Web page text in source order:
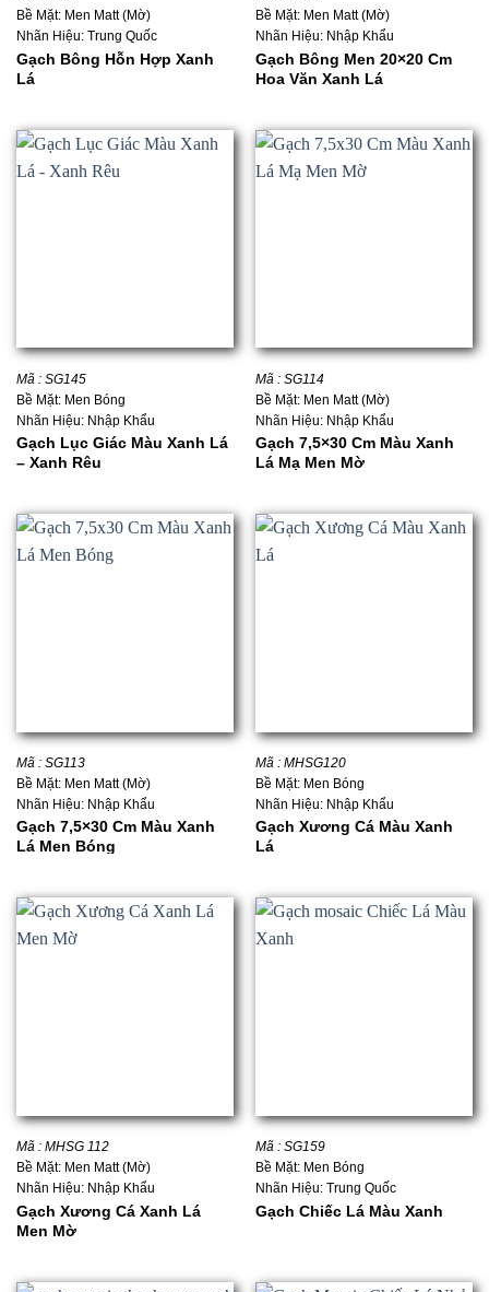
Bề Mặt: Men Matt (Mờ)
Nhãn Hiệu: Trung Quốc
Gạch Bông Hỗn Hợp Xanh
Lá
Bề Mặt: Men Matt (Mờ)
Nhãn Hiệu: Nhập Khẩu
Gạch Bông Men 20×20 Cm
Hoa Văn Xanh Lá
Mã : SG145
Bề Mặt: Men Bóng
Nhãn Hiệu: Nhập Khẩu
Gạch Lục Giác Màu Xanh Lá
– Xanh Rêu
Mã : SG114
Bề Mặt: Men Matt (Mờ)
Nhãn Hiệu: Nhập Khẩu
Gạch 7,5×30 Cm Màu Xanh
Lá Mạ Men Mờ
Mã : SG113
Bề Mặt: Men Matt (Mờ)
Nhãn Hiệu: Nhập Khẩu
Gạch 7,5×30 Cm Màu Xanh
Lá Men Bóng
Mã : MHSG120
Bề Mặt: Men Bóng
Nhãn Hiệu: Nhập Khẩu
Gạch Xương Cá Màu Xanh
Lá
Mã : MHSG 112
Bề Mặt: Men Matt (Mờ)
Nhãn Hiệu: Nhập Khẩu
Gạch Xương Cá Xanh Lá
Men Mờ
Mã : SG159
Bề Mặt: Men Bóng
Nhãn Hiệu: Trung Quốc
Gạch Chiếc Lá Màu Xanh